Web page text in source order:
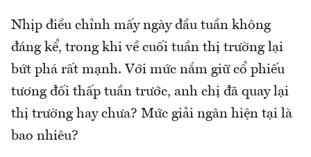
Nhịp điều chỉnh mấy ngày đầu tuần không
đáng kể, trong khi về cuối tuần thị trường lại
bứt phá rất mạnh. Với mức nắm giữ cổ phiếu
tương đối thấp tuần trước, anh chị đã quay lại
thị trường hay chưa? Mức giải ngân hiện tại là
bao nhiêu?